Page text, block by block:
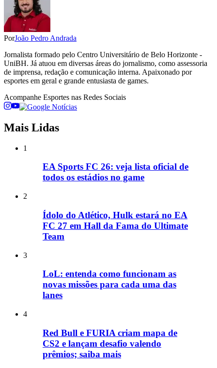
PorJoão Pedro Andrada
Jornalista formado pelo Centro Universitário de Belo Horizonte -
UniBH. Já atuou em diversas áreas do jornalismo, como assessoria
de imprensa, redação e comunicação interna. Apaixonado por
esportes em geral e grande entusiasta de games.
Acompanhe Esportes nas Redes Sociais
Mais Lidas
1
EA Sports FC 26: veja lista oficial de
todos os estádios no game
2
Ídolo do Atlético, Hulk estará no EA
FC 27 em Hall da Fama do Ultimate
Team
3
LoL: entenda como funcionam as
novas missões para cada uma das
lanes
4
Red Bull e FURIA criam mapa de
CS2 e lançam desafio valendo
prêmios; saiba mais